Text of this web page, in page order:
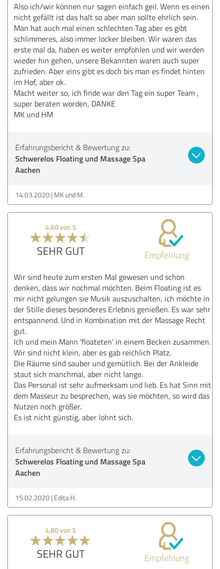
Also ich/wir können nur sagen einfach geil. Wenn es einen
nicht gefällt ist das halt so aber man sollte ehrlich sein.
Man hat auch mal einen schlechten Tag aber es gibt
schlimmeres, also immer locker bleiben. Wir waren das
erste mal da, haben es weiter empfohlen und wir werden
wieder hin gehen, unsere Bekannten waren auch super
zufrieden. Aber eins gibt es doch bis man es findet hinten
im Hof, aber ok.
Macht weiter so, ich finde war den Tag ein super Team ,
super beraten worden, DANKE
MK und HM
Erfahrungsbericht & Bewertung zu:
Schwerelos Floating und Massage Spa
Aachen
14.03.2020 MK und M.
4,60 von 5
SEHR GUT Empfehlung
Wir sind heute zum ersten Mal gewesen und schon
denken, dass wir nochmal möchten. Beim Floating ist es
mir nicht gelungen sie Musik auszuschalten, ich möchte in
der Stille dieses besonderes Erlebnis genießen. Es war sehr
entspannend. Und in Kombination mit der Massage Recht
gut.
Ich und mein Mann 'floateten' in einem Becken zusammen.
Wir sind nicht klein, aber es gab reichlich Platz.
Die Räume sind sauber und gemütlich. Bei der Ankleide
staut sich manchmal, aber nicht lange.
Das Personal ist sehr aufmerksam und lieb. Es hat Sinn mit
dem Masseur zu besprechen, was sie möchten, so wird das
Nutzen noch größer.
Es ist nicht günstig, aber lohnt sich.
Erfahrungsbericht & Bewertung zu:
Schwerelos Floating und Massage Spa
Aachen
15.02.2020 Edita H.
4,80 von 5
SEHR GUT Empfehlung